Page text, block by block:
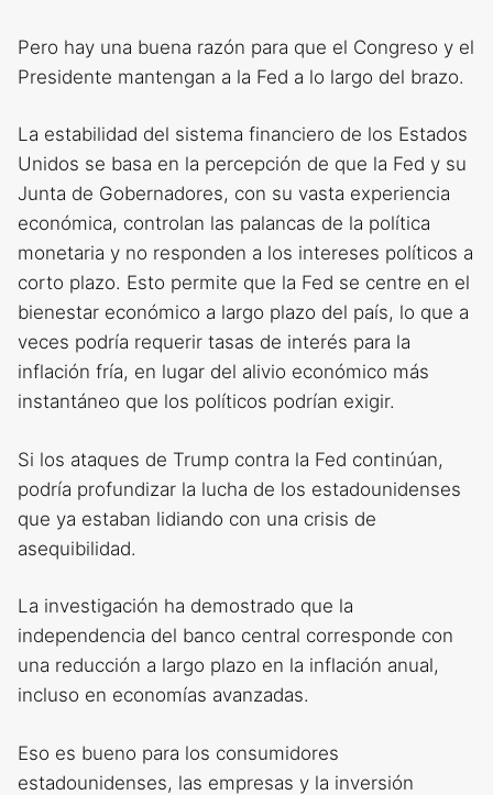
Pero hay una buena razón para que el Congreso y el
Presidente mantengan a la Fed a lo largo del brazo.
La estabilidad del sistema financiero de los Estados
Unidos se basa en la percepción de que la Fed y su
Junta de Gobernadores, con su vasta experiencia
económica, controlan las palancas de la política
monetaria y no responden a los intereses políticos a
corto plazo. Esto permite que la Fed se centre en el
bienestar económico a largo plazo del país, lo que a
veces podría requerir tasas de interés para la
inflación fría, en lugar del alivio económico más
instantáneo que los políticos podrían exigir.
Si los ataques de Trump contra la Fed continúan,
podría profundizar la lucha de los estadounidenses
que ya estaban lidiando con una crisis de
asequibilidad.
La investigación ha demostrado que la
independencia del banco central corresponde con
una reducción a largo plazo en la inflación anual,
incluso en economías avanzadas.
Eso es bueno para los consumidores
estadounidenses, las empresas y la inversión